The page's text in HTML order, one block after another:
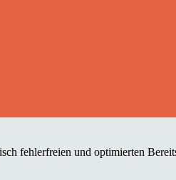
fehlerfreien und optimierten